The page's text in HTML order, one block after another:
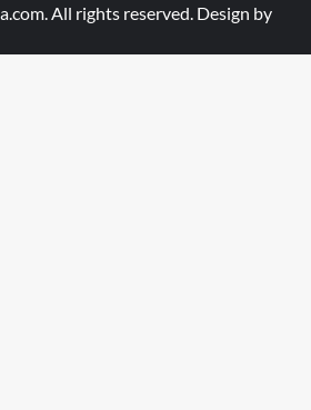
. All rights reserved. Design by